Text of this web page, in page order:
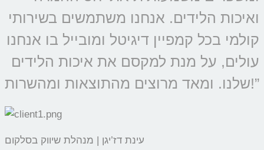
ואיכות הלידים. אנחנו משתמשים בשירותי
קולמי בכל קמפיין דיגיטל ומובייל בו אנחנו
עולים, על מנת למקסם את איכות הלידים
שלנו. ומאד מרוצים מהתוצאות ומהשרות!”
עינת דז’יגן | מנהלת שיווק בסלקום